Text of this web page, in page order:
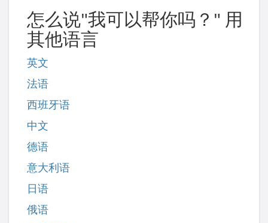
怎么说"我可以帮你吗？" 用
其他语言
英文
法语
西班牙语
中文
德语
意大利语
日语
俄语